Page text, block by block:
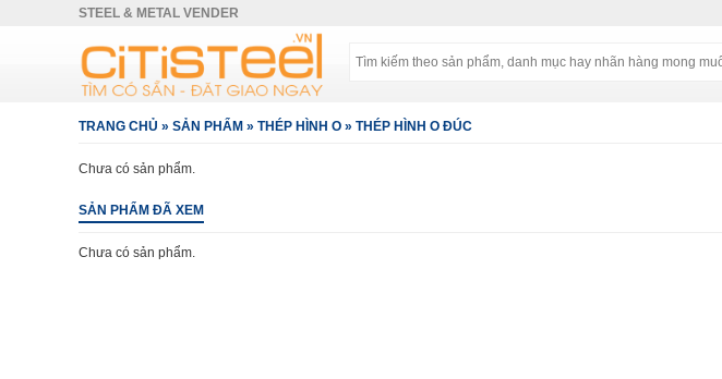
STEEL & METAL VENDER
TRANG CHỦ » SẢN PHẨM » THÉP HÌNH O » THÉP HÌNH O ĐÚC
Chưa có sản phẩm.
SẢN PHẨM ĐÃ XEM
Chưa có sản phẩm.